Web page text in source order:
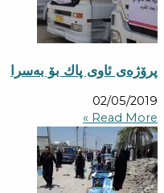
پرۆژه‌ی ئاوی پاك بۆ به‌سرا
02/05/2019
Read More »